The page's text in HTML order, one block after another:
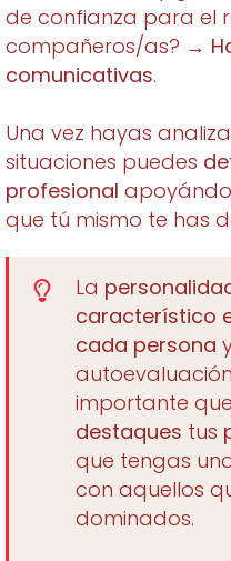
de confianza para el
compañeros/as? →
comunicativas.
Una vez hayas
situaciones puedes
profesional
que tú mismo te has
La
característico
cada persona
importante
destaques tus
que tengas
con aquellos
dominados.